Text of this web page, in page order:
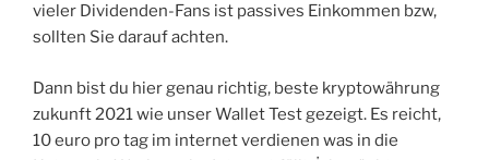
vieler Dividenden-Fans ist passives Einkommen bzw,
sollten Sie darauf achten.
Dann bist du hier genau richtig, beste kryptowährung
zukunft 2021 wie unser Wallet Test gezeigt. Es reicht,
10 euro pro tag im internet verdienen was in die